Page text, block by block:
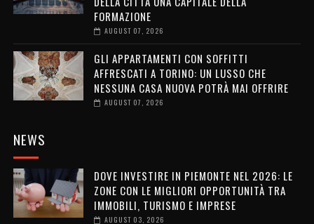
FORMAZIONE
AUGUST 07, 2026
GLI APPARTAMENTI CON SOFFITTI
AFFRESCATI A TORINO: UN LUSSO CHE
NESSUNA CASA NUOVA POTRÀ MAI OFFRIRE
AUGUST 07, 2026
NEWS
DOVE INVESTIRE IN PIEMONTE NEL 2026: LE
ZONE CON LE MIGLIORI OPPORTUNITÀ TRA
IMMOBILI, TURISMO E IMPRESE
AUGUST 03, 2026